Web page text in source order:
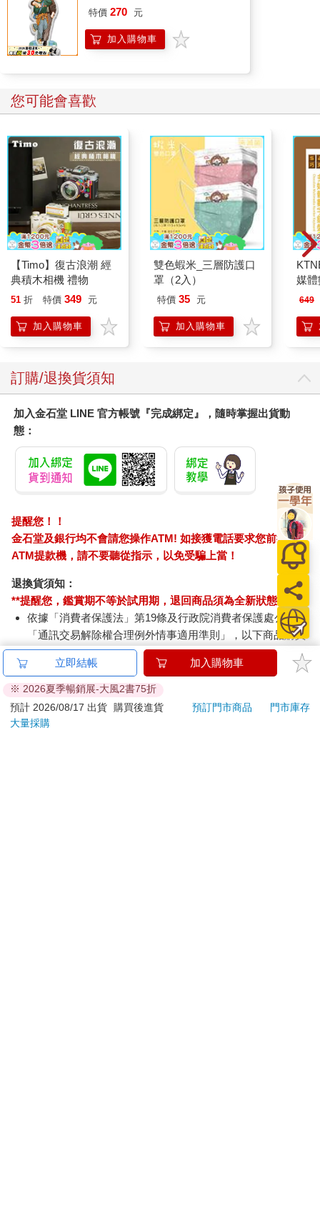
特價 270 元
加入購物車
您可能會喜歡
【Timo】復古浪潮 經
典積木相機 禮物
51 折 特價 349 元
加入購物車
雙色蝦米_三層防護口
罩（2入）
特價 35 元
加入購物車
媒
649
訂購/退換貨須知
加入金石堂 LINE 官方帳號『完成綁定』，隨時掌握出貨動
態：
提醒您！！
金石堂及銀行均不會請您操作ATM! 如接獲電話要求您前往
ATM提款機，請不要聽從指示，以免受騙上當！
退換貨須知：
**提醒您，鑑賞期不等於試用期，退回商品須為全新狀態**
依據「消費者保護法」第19條及行政院消費者保護處公告之
「通訊交易解除權合理例外情事適用準則」，以下商品購買
後，除商品本身有瑕疵外，將不提供7天的猶豫期：
易於腐敗、保存期限較短或解約時即將逾期。（如：生
鮮食品）
依消費者要求所為之客製化給付。（客製化商品）
報紙、期刊或雜誌。（含MOOK、外文雜誌）
立即結帳 加入購物車
※ 2026夏季暢銷展-大風2書75折
預計 2026/08/17 出貨
購買後進貨 預訂門市商品
門市庫存
大量採購